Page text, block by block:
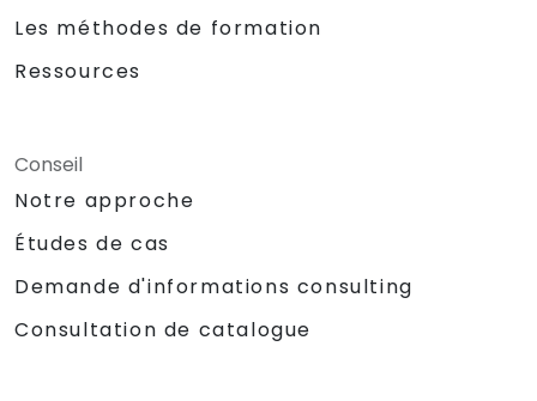
Les méthodes de formation
Ressources
Conseil
Notre approche
Études de cas
Demande d'informations consulting
Consultation de catalogue